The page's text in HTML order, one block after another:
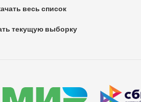
весь список
текущую выборку